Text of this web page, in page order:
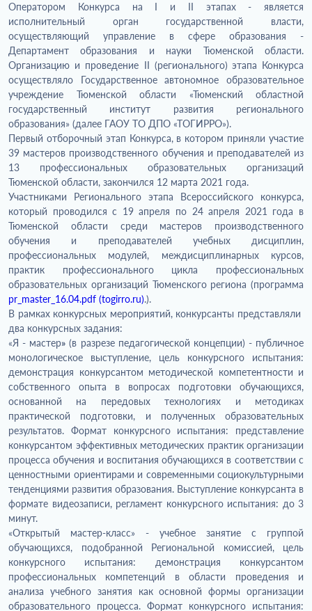
Оператором Конкурса на I и II этапах - является
исполнительный орган государственной власти,
осуществляющий управление в сфере образования -
Департамент образования и науки Тюменской области.
Организацию и проведение II (регионального) этапа Конкурса
осуществляло Государственное автономное образовательное
учреждение Тюменской области «Тюменский областной
государственный институт развития регионального
образования» (далее ГАОУ ТО ДПО «ТОГИРРО»).
Первый отборочный этап Конкурса, в котором приняли участие
39 мастеров производственного обучения и преподавателей из
13 профессиональных образовательных организаций
Тюменской области, закончился 12 марта 2021 года.
Участниками Регионального этапа Всероссийского конкурса,
который проводился с 19 апреля по 24 апреля 2021 года в
Тюменской области среди мастеров производственного
обучения и преподавателей учебных дисциплин,
профессиональных модулей, междисциплинарных курсов,
практик профессионального цикла профессиональных
образовательных организаций Тюменского региона (программа
pr_master_16.04.pdf (togirro.ru).).
В рамках конкурсных мероприятий, конкурсанты представляли
два конкурсных задания:
«Я - мастер» (в разрезе педагогической концепции) - публичное
монологическое выступление, цель конкурсного испытания:
демонстрация конкурсантом методической компетентности и
собственного опыта в вопросах подготовки обучающихся,
основанной на передовых технологиях и методиках
практической подготовки, и полученных образовательных
результатов. Формат конкурсного испытания: представление
конкурсантом эффективных методических практик организации
процесса обучения и воспитания обучающихся в соответствии с
ценностными ориентирами и современными социокультурными
тенденциями развития образования. Выступление конкурсанта в
формате видеозаписи, регламент конкурсного испытания: до 3
минут.
«Открытый мастер-класс» - учебное занятие с группой
обучающихся, подобранной Региональной комиссией, цель
конкурсного испытания: демонстрация конкурсантом
профессиональных компетенций в области проведения и
анализа учебного занятия как основной формы организации
образовательного процесса. Формат конкурсного испытания: